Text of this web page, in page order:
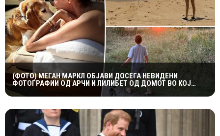
(ФОТО) МЕГАН МАРКЛ ОБЈАВИ ДОСЕГА НЕВИДЕНИ
ФОТОГРАФИИ ОД АРЧИ И ЛИЛИБЕТ ОД ДОМОТ ВО КОЈ
ПОРАСНАЛА ПРИНЦЕЗАТА ДИЈАНА